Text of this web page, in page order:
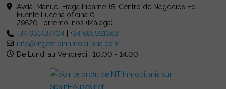
Avda. Manuel Fraga Iribarne 15, Centro de Negocios Ed.
Fuente Lucena oficina 0
29620 Torremolinos (Málaga)
+34 951437704 |+34 685931363
info@ntgestioninmobiliaria.com
De Lundi au Vendredi : 10:00 - 14:00